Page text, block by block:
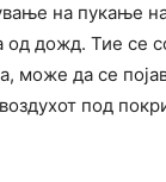
на пукање
дожд. Тие се
може да се
под